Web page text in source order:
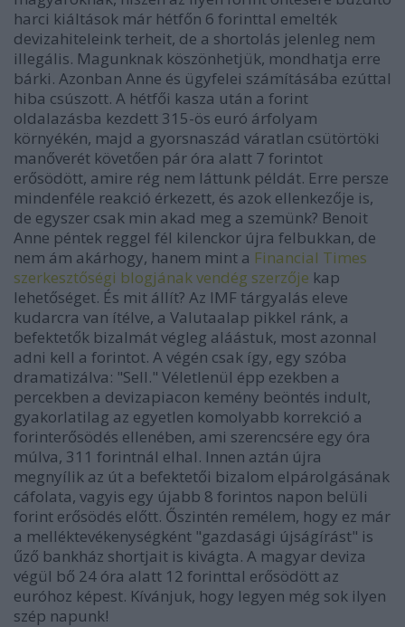
harci kiáltások már hétfőn 6 forinttal emelték
devizahiteleink terheit, de a shortolás jelenleg nem
illegális. Magunknak köszönhetjük, mondhatja erre
bárki. Azonban Anne és ügyfelei számításába ezúttal
hiba csúszott. A hétfői kasza után a forint
oldalazásba kezdett 315-ös euró árfolyam
környékén, majd a gyorsnaszád váratlan csütörtöki
manőverét követően pár óra alatt 7 forintot
erősödött, amire rég nem láttunk példát. Erre persze
mindenféle reakció érkezett, és azok ellenkezője is,
de egyszer csak min akad meg a szemünk? Benoit
Anne péntek reggel fél kilenckor újra felbukkan, de
nem ám akárhogy, hanem mint a Financial Times
szerkesztőségi blogjának vendég szerzője kap
lehetőséget. És mit állít? Az IMF tárgyalás eleve
kudarcra van ítélve, a Valutaalap pikkel ránk, a
befektetők bizalmát végleg aláástuk, most azonnal
adni kell a forintot. A végén csak így, egy szóba
dramatizálva: "Sell." Véletlenül épp ezekben a
percekben a devizapiacon kemény beöntés indult,
gyakorlatilag az egyetlen komolyabb korrekció a
forinterősödés ellenében, ami szerencsére egy óra
múlva, 311 forintnál elhal. Innen aztán újra
megnyílik az út a befektetői bizalom elpárolgásának
cáfolata, vagyis egy újabb 8 forintos napon belüli
forint erősödés előtt. Őszintén remélem, hogy ez már
a melléktevékenységként "gazdasági újságírást" is
űző bankház shortjait is kivágta. A magyar deviza
végül bő 24 óra alatt 12 forinttal erősödött az
euróhoz képest. Kívánjuk, hogy legyen még sok ilyen
szép napunk!